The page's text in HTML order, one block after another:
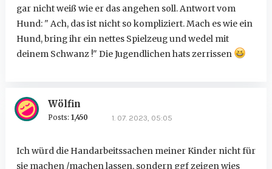
gar nicht weiß wie er das angehen soll. Antwort vom
Hund: " Ach, das ist nicht so kompliziert. Mach es wie ein
Hund, bring ihr ein nettes Spielzeug und wedel mit
deinem Schwanz !" Die Jugendlichen hats zerrissen
Wölfin
Posts: 1,450 1. 07. 2023, 05:05
Ich würd die Handarbeitssachen meiner Kinder nicht für
sie machen /machen lassen, sondern ggf zeigen wies